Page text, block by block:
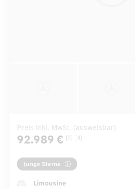
Preis inkl. MwSt. (ausweisbar)
92.989 € [3] [4]
Junge Sterne
Limousine